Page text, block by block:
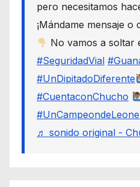
pero necesitamos
¡Mándame mensaje o
No vamos a soltar
#SeguridadVial
#UnDipitadoDiferente
#CuentaconChucho
♬ sonido original -